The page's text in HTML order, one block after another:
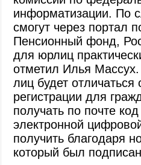
информатизации. По
смогут через портал
Пенсионный фонд,
для юрлиц
отметил Илья
лиц будет
регистрации для
получать по почте
электронной
получить благодаря
который был